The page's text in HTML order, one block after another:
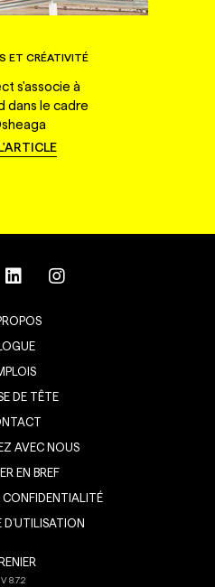
ET CRÉATIVITÉ
s'associe à
dans le cadre
DE TÊTE
AVEC NOUS
EN BREF
CONFIDENTIALITÉ
D’UTILISATION
V8.7.2